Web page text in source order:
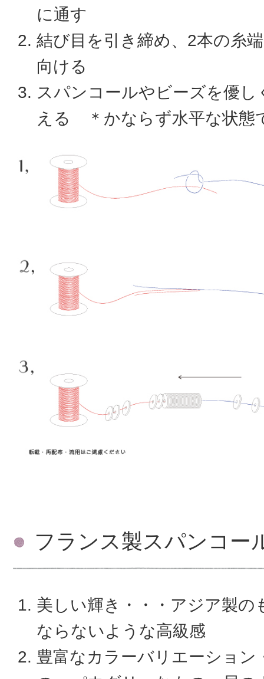
に通す
結び目を引き締め、2本の糸
向ける
スパンコールやビーズを優し
える ＊かならず水平な状態
フランス製スパンコー
美しい輝き・・・アジア製の
ならないような高級感
豊富なカラーバリエーション